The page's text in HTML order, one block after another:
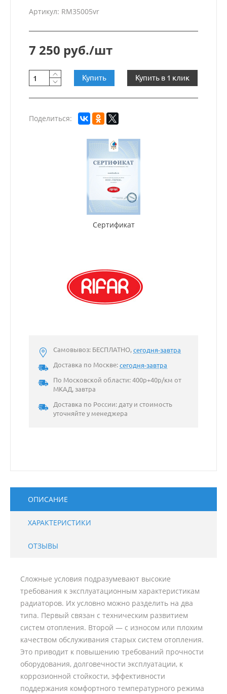
Артикул: RM35005vr
7 250 руб./шт
Купить Купить в 1 клик
Поделиться:
Сертификат
Самовывоз: БЕСПЛАТНО,сегодня-завтра
Доставка по Москве:сегодня-завтра
По Московской области: 400р+40р/км от
МКАД, завтра
Доставка по России: дату и стоимость
уточняйте у менеджера
ОПИСАНИЕ
ХАРАКТЕРИСТИКИ
ОТЗЫВЫ
Сложные условия подразумевают высокие
требования к эксплуатационным характеристикам
радиаторов. Их условно можно разделить на два
типа. Первый связан с техническим развитием
систем отопления. Второй — с износом или плохим
качеством обслуживания старых систем отопления.
Это приводит к повышению требований прочности
оборудования, долговечности эксплуатации, к
коррозионной стойкости, эффективности
поддержания комфортного температурного режима